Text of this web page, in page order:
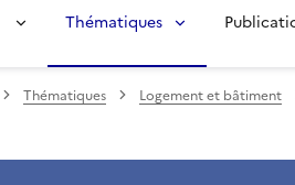
Thématiques
Thématiques Logement et bâtiment